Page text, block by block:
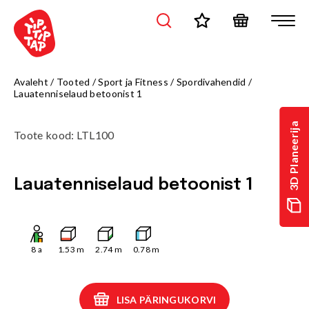
3D Planeerija
Avaleht / Tooted /Sport ja Fitness /Spordivahendid /
Lauatenniselaud betoonist 1
Toote kood: LTL100
Lauatenniselaud betoonist 1
8 a 1.53 m 2.74m 0.78m
LISA PÄRINGUKORVI